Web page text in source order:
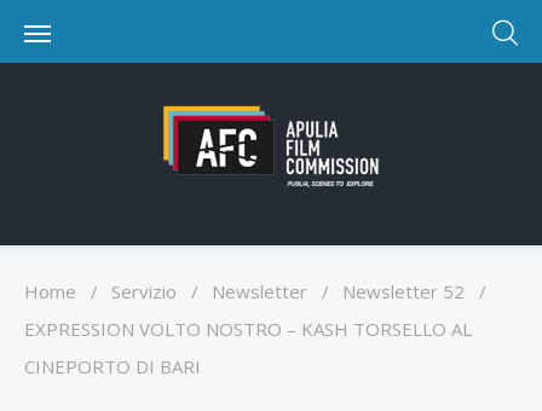
Home / Servizio / Newsletter / Newsletter 52
/
EXPRESSION VOLTO NOSTRO – KASH TORSELLO AL
CINEPORTO DI BARI